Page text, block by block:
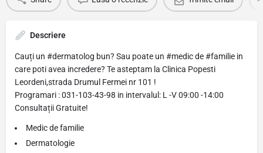
Descriere
Cauți un #dermatolog bun? Sau poate un #medic de #familie in
care poti avea incredere? Te asteptam la Clinica Popesti
Leordeni,strada Drumul Fermei nr 101 !
Programari : 031-103-43-98 in intervalul: L -V 09:00 -14:00
Consultații Gratuite!
Medic de familie
Dermatologie